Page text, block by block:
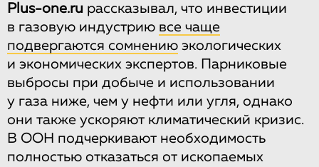
Plus-one.ru рассказывал, что инвестиции
в газовую индустрию все чаще
подвергаются сомнению экологических
и экономических экспертов. Парниковые
выбросы при добыче и использовании
у газа ниже, чем у нефти или угля, однако
они также ускоряют климатический кризис.
В ООН подчеркивают необходимость
полностью отказаться от ископаемых